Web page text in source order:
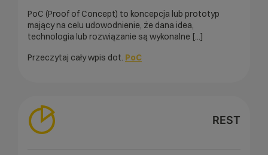
PoC (Proof of Concept) to koncepcja lub prototyp
mający na celu udowodnienie, że dana idea,
technologia lub rozwiązanie są wykonalne [...]
Przeczytaj cały wpis dot. PoC
REST